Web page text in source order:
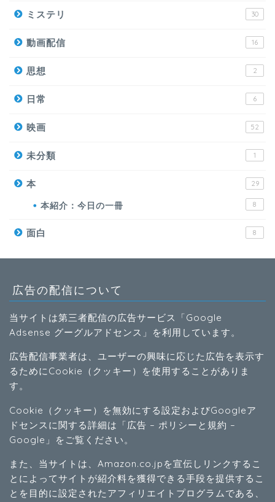
ミステリ 30
動画配信 16
思想 2
日常 6
映画 52
未分類 1
本 29
本紹介：今日の一冊 8
面白 8
広告の配信について
当サイトは第三者配信の広告サービス「Google
Adsense グーグルアドセンス」を利用しています。
広告配信事業者は、ユーザーの興味に応じた広告を表示す
るためにCookie（クッキー）を使用することがありま
す。
Cookie（クッキー）を無効にする設定およびGoogleア
ドセンスに関する詳細は「広告 – ポリシーと規約 –
Google 」をご覧ください。
また、当サイトは、Amazon.co.jpを宣伝しリンクするこ
とによってサイトが紹介料を獲得できる手段を提供するこ
とを目的に設定されたアフィリエイトプログラムである、